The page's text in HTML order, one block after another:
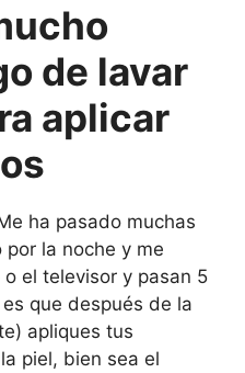
de lavar
aplicar
ha pasado muchas
la noche y me
el televisor y pasan 5
que después de la
apliques tus
piel, bien sea el